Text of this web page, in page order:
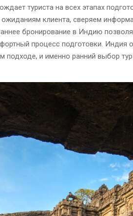
туриста на всех этапах
клиента, сверяем
бронирование в Индию
процесс подготовки. Индия
подходе, и именно ранний выбор